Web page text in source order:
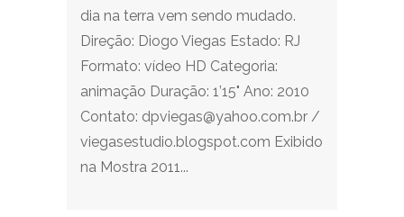
dia na terra vem sendo mudado.
Direção: Diogo Viegas Estado: RJ
Formato: vídeo HD Categoria:
animação Duração: 1’15" Ano: 2010
Contato: dpviegas@yahoo.com.br /
viegasestudio.blogspot.com Exibido
na Mostra 2011...